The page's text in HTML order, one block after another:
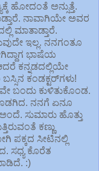
ಹೋದಂತೆ ಅನ್ಸುತ್ತೆ.
ನಾವಾಗಿಯೇ ಅವರ
ಮಾತಾಡ್ತಾರೆ.
ಇಲ್ಲ. ನನಗಂತೂ
ಭಾಷೆಯ
ಕನ್ನಡದಲ್ಲಿಯೇ
ಕಂಡಕ್ಟರ್‌ಗಳು!
ಬಂದು ಕುಳಿತುಕೊಂಡ.
ನನಗೆ ಏನೂ
ಸುಮಾರು ಹೊತ್ತು
ಕಣ್ಣು
ಪಕ್ಕದ ಸೀಟಿನಲ್ಲಿ
ಸಧ್ಯ ಕೊರೆತ
:)